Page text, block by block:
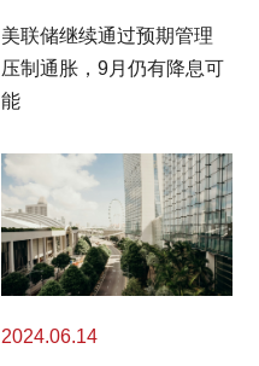
美联储继续通过预期管理
压制通胀，9月仍有降息可
能
2024.06.14